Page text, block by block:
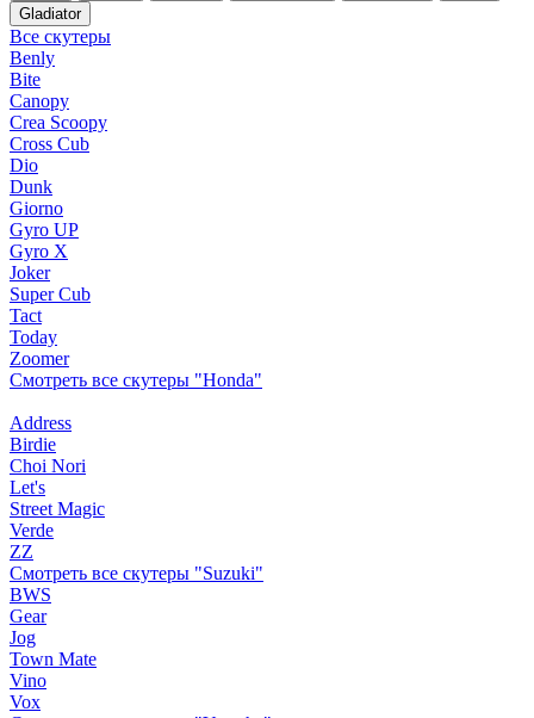
Gladiator
Все скутеры
Benly
Bite
Canopy
Crea Scoopy
Cross Cub
Dio
Dunk
Giorno
Gyro UP
Gyro X
Joker
Super Cub
Tact
Today
Zoomer
Смотреть все скутеры "Honda"
Address
Birdie
Choi Nori
Let's
Street Magic
Verde
ZZ
Смотреть все скутеры "Suzuki"
BWS
Gear
Jog
Town Mate
Vino
Vox